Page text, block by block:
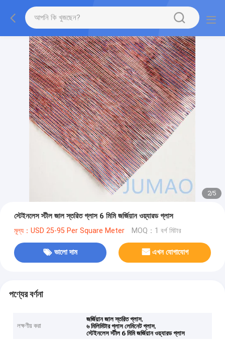
2/5
স্টেইনলেস স্টীল জাল স্তরিত গ্লাস 6 মিমি জর্জিয়ান ওয়্যারড গ্লাস
মূল্য：USD 25-95 Per Square Meter MOQ：1 বর্গ মিটার
ভালো দাম এখন যোগাযোগ
পণ্যের বর্ণনা
লক্ষণীয় করা
জর্জিয়ান জাল স্তরিত গ্লাস,
৬ মিলিমিটার গ্লাস লেমিনেট গ্লাস,
স্টেইনলেস স্টীল 6 মিমি জর্জিয়ান ওয়্যারড গ্লাস